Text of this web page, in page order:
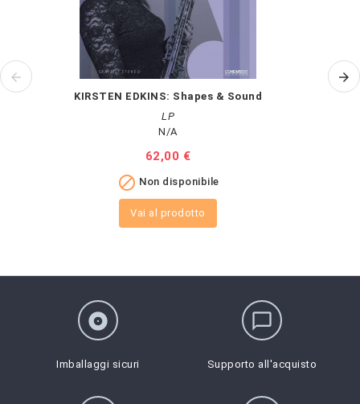
KIRSTEN EDKINS: Shapes & Sound
LP
N/A
Prezzo
62,00 €
 Non disponibile
Vai al prodotto
album
Imballaggi sicuri
chat_bubble_outline
Supporto all'acquisto